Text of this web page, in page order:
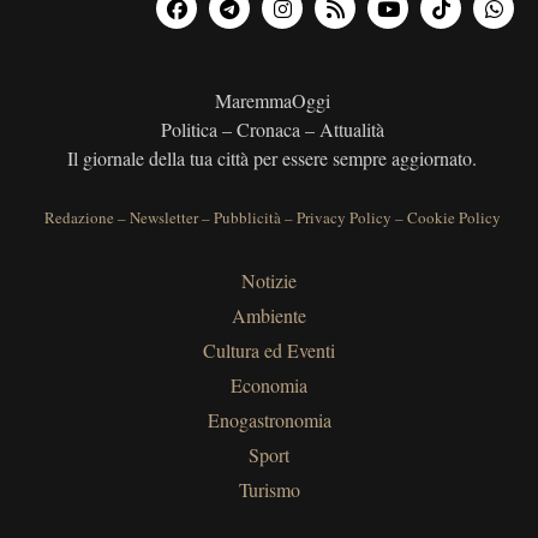
MaremmaOggi
Politica – Cronaca – Attualità
Il giornale della tua città per essere sempre aggiornato.
Redazione –Newsletter–Pubblicità–Privacy Policy –Cookie Policy
Notizie
Ambiente
Cultura ed Eventi
Economia
Enogastronomia
Sport
Turismo